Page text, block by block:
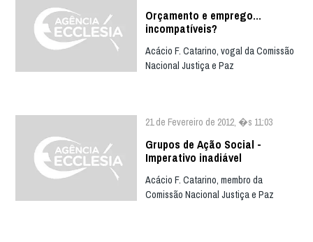
Orçamento e emprego…
incompatíveis?
Acácio F. Catarino, vogal da Comissão
Nacional Justiça e Paz
21 de Fevereiro de 2012, �s 11:03
Grupos de Ação Social -
Imperativo inadiável
Acácio F. Catarino, membro da
Comissão Nacional Justiça e Paz